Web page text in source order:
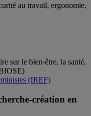
au travail, ergonomie,
sur le bien-être, la santé,
(IREF)
création en